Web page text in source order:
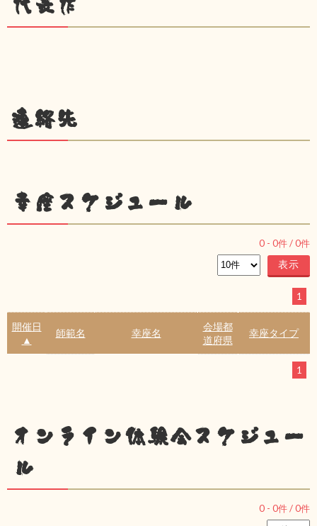
代表作
連絡先
幸座スケジュール
0 - 0件 /0件
1
開催日
▲
師範名 幸座名
会場都
道府県
幸座タイプ
1
オンライン体験会スケジュー
ル
0 - 0件 /0件